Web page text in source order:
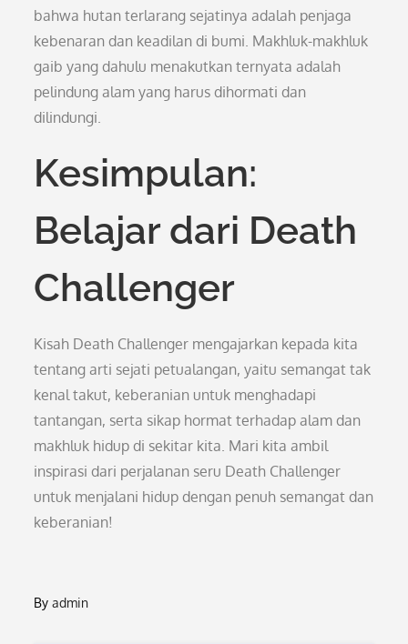
bahwa hutan terlarang sejatinya adalah penjaga
kebenaran dan keadilan di bumi. Makhluk-makhluk
gaib yang dahulu menakutkan ternyata adalah
pelindung alam yang harus dihormati dan
dilindungi.
Kesimpulan:
Belajar dari Death
Challenger
Kisah Death Challenger mengajarkan kepada kita
tentang arti sejati petualangan, yaitu semangat tak
kenal takut, keberanian untuk menghadapi
tantangan, serta sikap hormat terhadap alam dan
makhluk hidup di sekitar kita. Mari kita ambil
inspirasi dari perjalanan seru Death Challenger
untuk menjalani hidup dengan penuh semangat dan
keberanian!
Byadmin